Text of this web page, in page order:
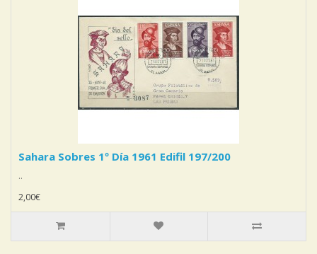
Sahara Sobres 1º Día 1961 Edifil 197/200
..
2,00€